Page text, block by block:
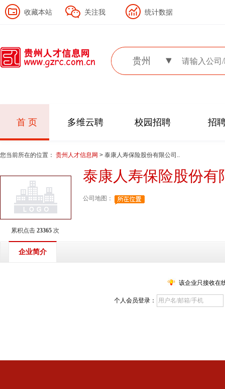
收藏本站 关注我 统计数据
贵州
首 页 多维云聘 校园招聘 招
您当前所在的位置： 贵州人才信息网 > 泰康人寿保险股份有限公司..
累积点击 23365 次
泰康人寿保险股份有
公司地图：
企业简介
该企业只接收在
个人会员登录：